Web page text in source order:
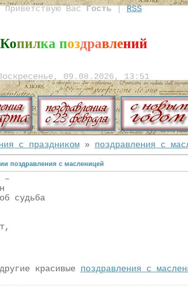
Приветствую Вас Гость|RSS
Копилка поздравлений
09.08.2026, 13:51
с праздником» поздравления с
поздравления с масленицей
–
судьба
красивые поздравления с